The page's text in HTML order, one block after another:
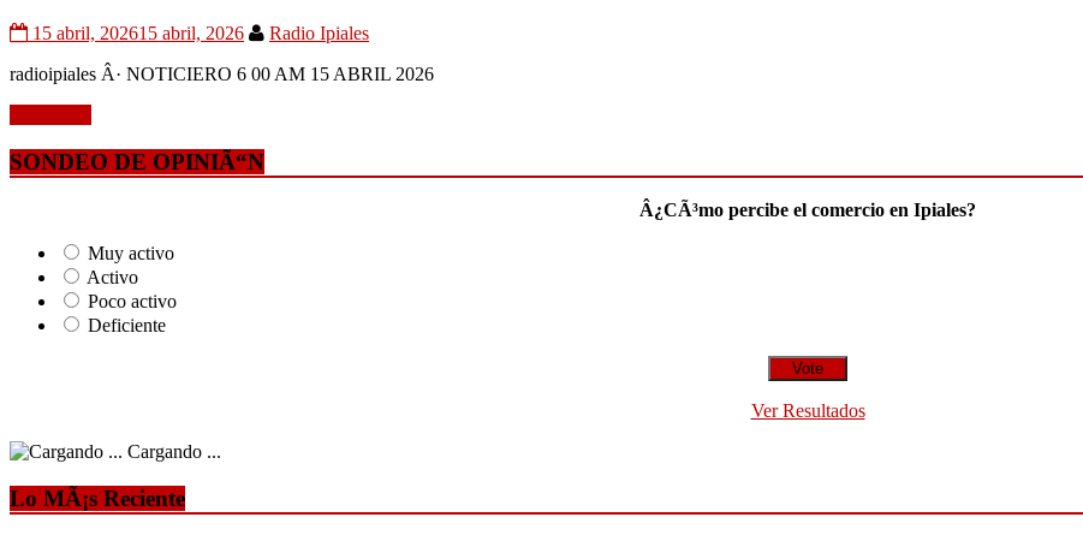
15 abril, 202615 abril, 2026
Radio Ipiales
radioipiales Â· NOTICIERO 6 00 AM 15 ABRIL 2026
SONDEO DE OPINIÃ“N
Â¿CÃ³mo percibe el comercio en Ipiales?
Muy activo
Activo
Poco activo
Deficiente
Ver Resultados
Cargando ...
Lo MÃ¡s Reciente